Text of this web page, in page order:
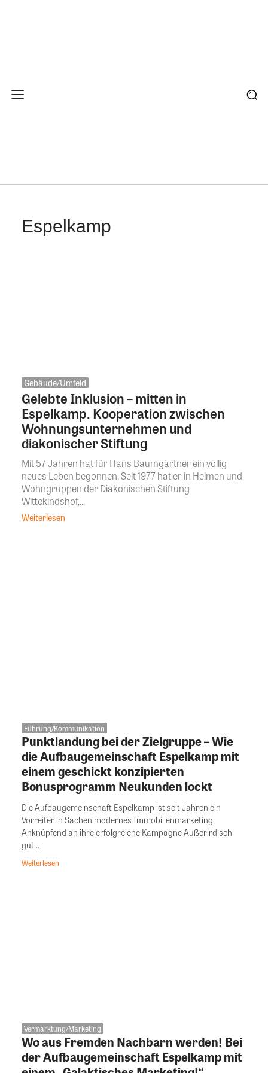
Espelkamp
Gebäude/Umfeld
Gelebte Inklusion – mitten in
Espelkamp. Kooperation zwischen
Wohnungsunternehmen und
diakonischer Stiftung
Mit 57 Jahren hat für Hans Baumgärtner ein völlig
neues Leben begonnen. Seit 1977 hat er in Heimen und
Wohngruppen der Diakonischen Stiftung
Wittekindshof,...
Weiterlesen
Führung/Kommunikation
Punktlandung bei der Zielgruppe – Wie
die Aufbaugemeinschaft Espelkamp mit
einem geschickt konzipierten
Bonusprogramm Neukunden lockt
Die Aufbaugemeinschaft Espelkamp ist seit Jahren ein
Vorreiter in Sachen modernes Immobilienmarketing.
Anknüpfend an ihre erfolgreiche Kampagne Außerirdisch
gut...
Weiterlesen
Vermarktung/Marketing
Wo aus Fremden Nachbarn werden! Bei
der Aufbaugemeinschaft Espelkamp mit